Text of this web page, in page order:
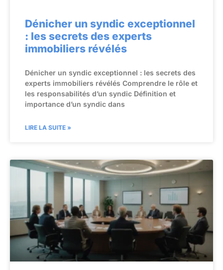
Dénicher un syndic exceptionnel
: les secrets des experts
immobiliers révélés
Dénicher un syndic exceptionnel : les secrets des
experts immobiliers révélés Comprendre le rôle et
les responsabilités d’un syndic Définition et
importance d’un syndic dans
LIRE LA SUITE »